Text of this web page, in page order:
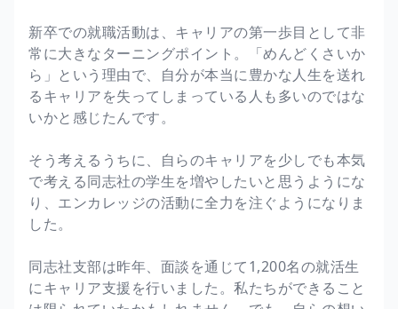
新卒での就職活動は、キャリアの第一歩目として非
常に大きなターニングポイント。「めんどくさいか
ら」という理由で、自分が本当に豊かな人生を送れ
るキャリアを失ってしまっている人も多いのではな
いかと感じたんです。
そう考えるうちに、自らのキャリアを少しでも本気
で考える同志社の学生を増やしたいと思うようにな
り、エンカレッジの活動に全力を注ぐようになりま
した。
同志社支部は昨年、面談を通じて1,200名の就活生
にキャリア支援を行いました。私たちができること